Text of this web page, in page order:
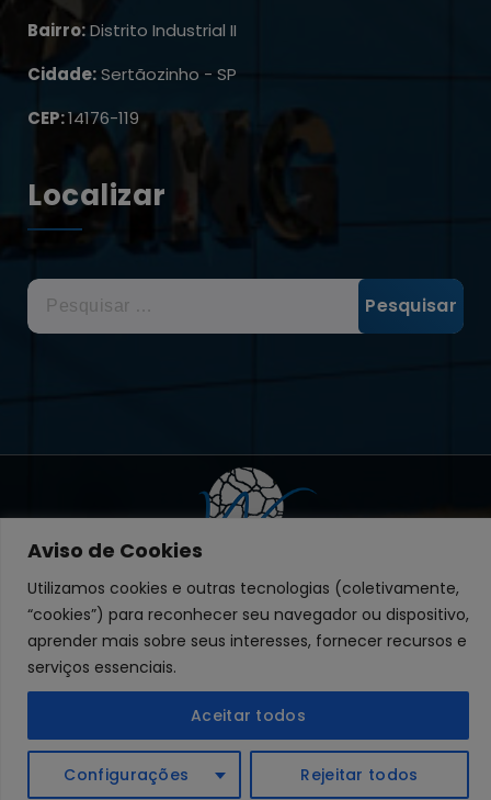
Aviso de Cookies
Utilizamos cookies e outras tecnologias (coletivamente,
“cookies”) para reconhecer seu navegador ou dispositivo,
aprender mais sobre seus interesses, fornecer recursos e
serviços essenciais.
Configurações Rejeitar todos
Aceitar todos
Bairro:Distrito Industrial II
Cidade:Sertãozinho - SP
CEP:14176-119
Localizar
Pesquisar
por:
Copyright © 2026 Welding | Ricardo Nass -
Publicidade e Propaganda.
Posso ajudar?